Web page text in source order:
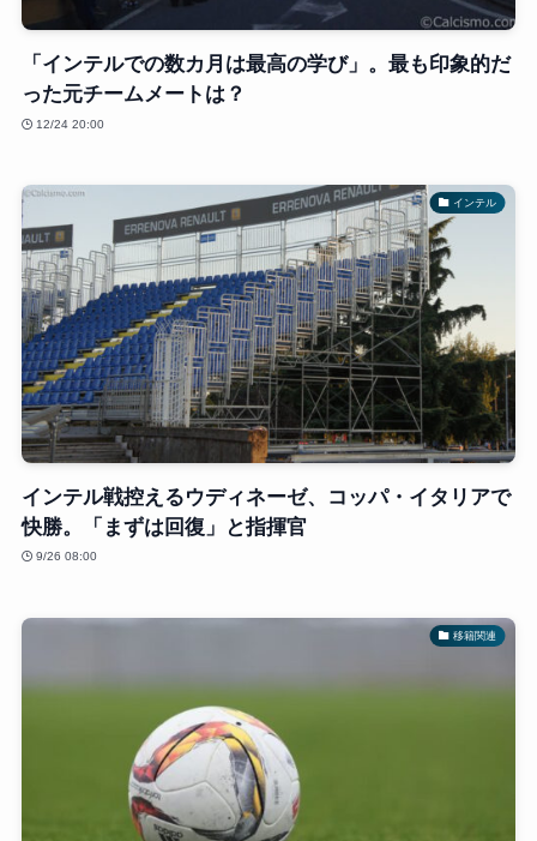
「インテルでの数カ月は最高の学び」。最も印象的だ
った元チームメートは？
12/24 20:00
インテル
インテル戦控えるウディネーゼ、コッパ・イタリアで
快勝。「まずは回復」と指揮官
9/26 08:00
移籍関連